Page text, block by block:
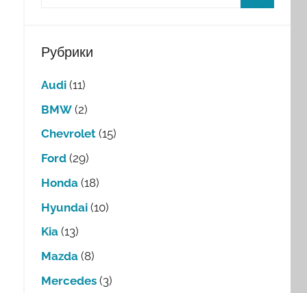
Рубрики
Audi(11)
BMW(2)
Chevrolet(15)
Ford(29)
Honda(18)
Hyundai(10)
Kia(13)
Mazda(8)
Mercedes(3)